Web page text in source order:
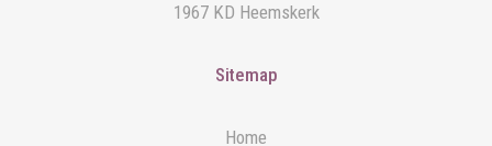
1967 KD Heemskerk
Sitemap
Home